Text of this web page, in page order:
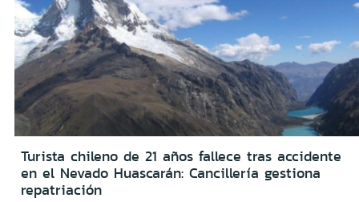
Turista chileno de 21 años fallece tras accidente
en el Nevado Huascarán: Cancillería gestiona
repatriación